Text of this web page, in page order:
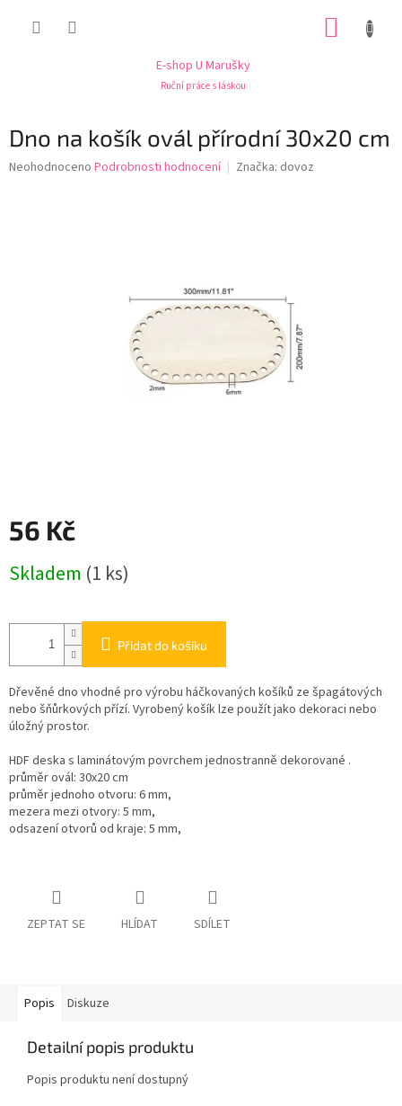
E-shop U Marušky
Ruční práce s láskou
Dno na košík ovál přírodní 30x20 cm
Průměrné
Neohodnoceno Podrobnosti hodnocení Značka: dovoz
56 Kč
cena:
Skladem (1 ks)
Přidat do košíku
Dřevěné dno vhodné pro výrobu háčkovaných košíků ze špagátových
nebo šňůrkových přízí. Vyrobený košík lze použít jako dekoraci nebo
úložný prostor.
HDF deska s laminátovým povrchem jednostranně dekorované .
průměr ovál: 30x20 cm
průměr jednoho otvoru: 6 mm,
mezera mezi otvory: 5 mm,
odsazení otvorů od kraje: 5 mm,
ZEPTAT SE HLÍDAT SDÍLET
Popis Diskuze
Detailní popis produktu
Popis produktu není dostupný